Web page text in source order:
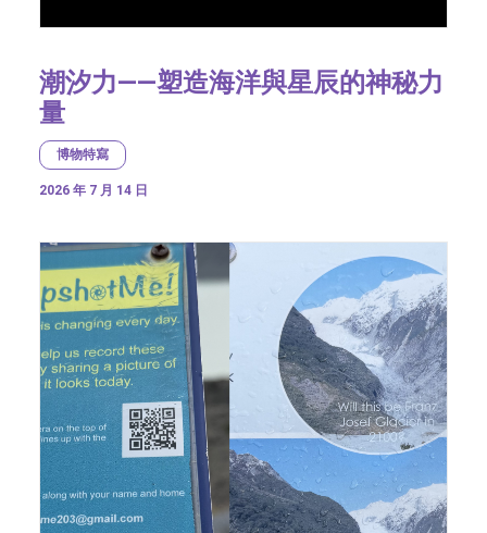
潮汐力——塑造海洋與星辰的神秘力
量
博物特寫
2026 年 7 月 14 日